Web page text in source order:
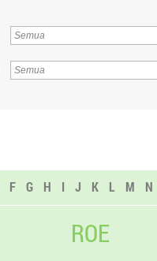
F G H I J K L M N
ROE